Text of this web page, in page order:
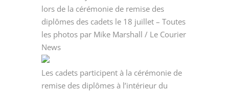
lors de la cérémonie de remise des
diplômes des cadets le 18 juillet – Toutes
les photos par Mike Marshall / Le Courier
News
Les cadets participent à la cérémonie de
remise des diplômes à l’intérieur du